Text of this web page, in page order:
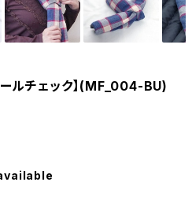
ルチェック】(MF_004-BU)